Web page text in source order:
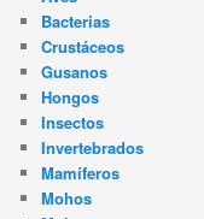
Bacterias
Crustáceos
Gusanos
Hongos
Insectos
Invertebrados
Mamíferos
Mohos